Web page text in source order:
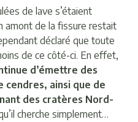
de lave s’étaient
amont de la fissure restait
déclaré que toute
de ce côté-ci. En effet,
d’émettre des
cendres, ainsi que de
des cratères Nord-
cherche simplement…